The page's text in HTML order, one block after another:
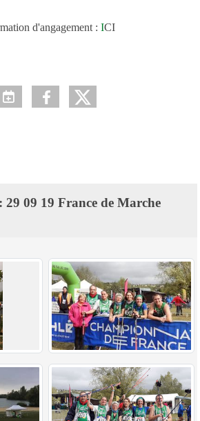
d'angagement : ICI
29 09 19 France de Marche